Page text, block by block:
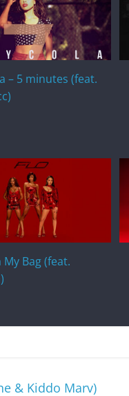
– 5 minutes (feat.
My Bag (feat.
& Kiddo Marv)